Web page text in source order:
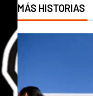
MÁS HISTORIAS